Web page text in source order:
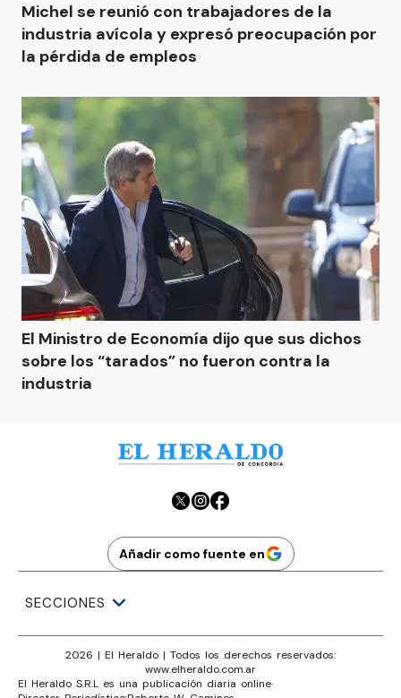
Michel se reunió con trabajadores de la
industria avícola y expresó preocupación por
la pérdida de empleos
El Ministro de Economía dijo que sus dichos
sobre los “tarados” no fueron contra la
industria
Añadir como fuente en
SECCIONES
2026 | El Heraldo | Todos los derechos reservados:
www.elheraldo.com.ar
El Heraldo S.R.L es una publicación diaria online·